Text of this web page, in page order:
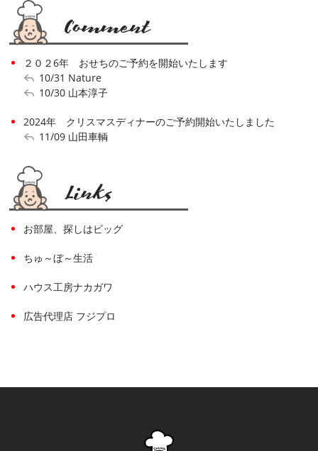
２０２6年 おせちのご予約を開始いたします
10/31 Nature
10/30 山本淳子
2024年 クリスマスディナーのご予約開始いたしました
11/09 山田車輌
お部屋、探しはビッグ
ちゅ～ぼ～生活
ハウス工房ナカガワ
広告代理店 フジプロ